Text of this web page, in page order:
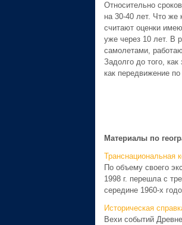
Относительно
на 30-40 лет. Что же
считают оценки
уже через 10 лет. В
самолетами,
Задолго до того,
как передвижение
Материалы по
Транснациональная
По объему своего
1998 г. перешла с
середине 1960-х
Историческая
Вехи событий